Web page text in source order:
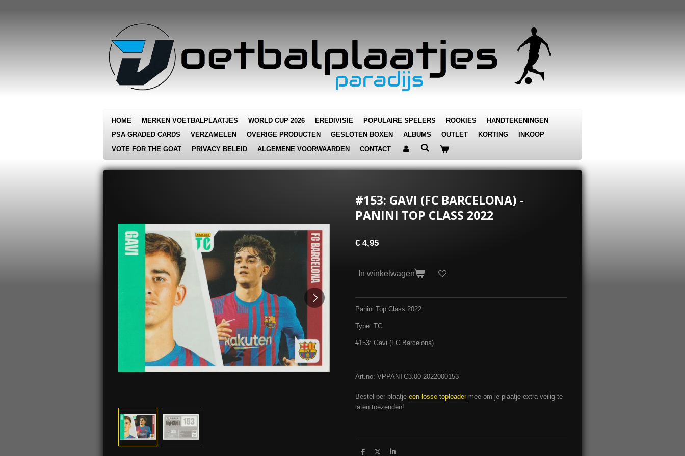
HOME MERKEN VOETBALPLAATJES WORLD CUP 2026 EREDIVISIE POPULAIRE SPELERS ROOKIES
HANDTEKENINGEN
PSA GRADED CARDS
VERZAMELEN OVERIGE PRODUCTEN GESLOTEN BOXEN ALBUMS OUTLET KORTING
INKOOP
VOTE FOR THE GOAT
PRIVACY BELEID ALGEMENE VOORWAARDEN CONTACT
#153: GAVI (FC BARCELONA) -
PANINI TOP CLASS 2022
€ 4,95
In winkelwagen
Panini Top Class 2022
Type: TC
#153: Gavi (FC Barcelona)
Art.no: VPPANTC3.00-2022000153
Bestel per plaatje een losse toploader mee om je plaatje extra veilig te
laten toezenden!
D
D
S